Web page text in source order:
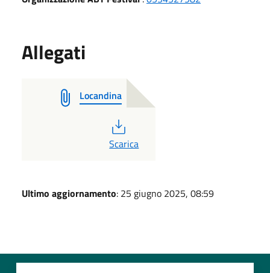
Allegati
Locandina
PDF
Scarica
Ultimo aggiornamento: 25 giugno 2025, 08:59